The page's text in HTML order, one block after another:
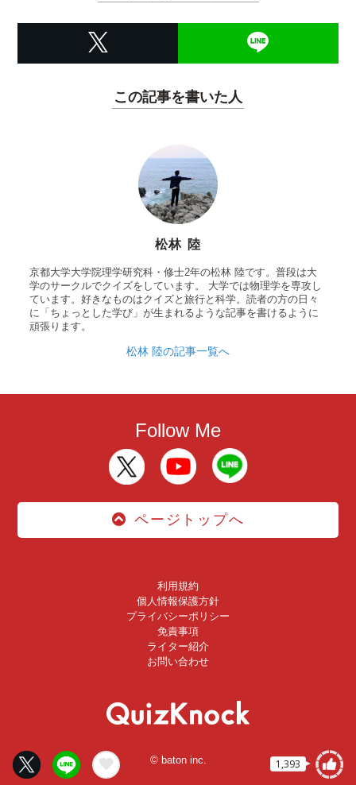
1,393
この記事を書いた人
松林 陸
京都大学大学院理学研究科・修士2年の松林 陸です。普段は大
学のサークルでクイズをしています。 大学では物理学を専攻し
ています。好きなものはクイズと旅行と科学。読者の方の日々
に「ちょっとした学び」が生まれるような記事を書けるように
頑張ります。
松林 陸の記事一覧へ
Follow Me
ページトップへ
利用規約
個人情報保護方針
プライバシーポリシー
免責事項
ライター紹介
お問い合わせ
© baton inc.